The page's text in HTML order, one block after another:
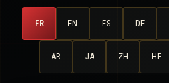
FR EN ES DE
AR JA ZH HE